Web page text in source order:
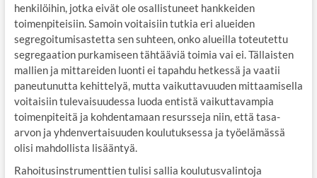
henkilöihin, jotka eivät ole osallistuneet hankkeiden
toimenpiteisiin. Samoin voitaisiin tutkia eri alueiden
segregoitumisastetta sen suhteen, onko alueilla toteutettu
segregaation purkamiseen tähtääviä toimia vai ei. Tällaisten
mallien ja mittareiden luonti ei tapahdu hetkessä ja vaatii
paneutunutta kehittelyä, mutta vaikuttavuuden mittaamisella
voitaisiin tulevaisuudessa luoda entistä vaikuttavampia
toimenpiteitä ja kohdentamaan resursseja niin, että tasa-
arvon ja yhdenvertaisuuden koulutuksessa ja työelämässä
olisi mahdollista lisääntyä.
Rahoitusinstrumenttien tulisi sallia koulutusvalintoja